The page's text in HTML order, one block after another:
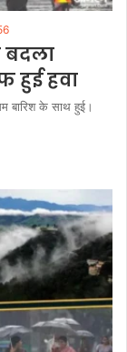
बदला
हुई हवा
बारिश के साथ हुई।